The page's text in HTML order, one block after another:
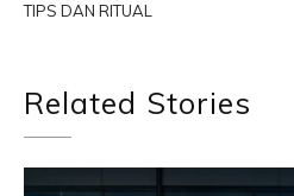
TIPS DAN RITUAL
Related Stories